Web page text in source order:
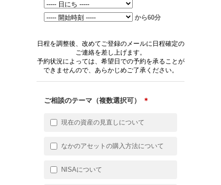
から60分
日程を調整後、改めてご登録のメールに日程確定の
ご連絡を差し上げます。
予約状況によっては、希望日での予約を承ることが
できませんので、あらかじめご了承ください。
ご相談のテーマ（複数選択可） ＊
現在の資産の見直しについて
なかのアセットの購入方法について
NISAについて